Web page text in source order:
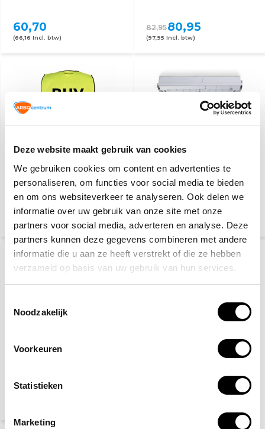
Deze website maakt gebruik van cookies
We gebruiken cookies om content en advertenties te
personaliseren, om functies voor social media te bieden
en om ons websiteverkeer te analyseren. Ook delen we
informatie over uw gebruik van onze site met onze
partners voor social media, adverteren en analyse. Deze
partners kunnen deze gegevens combineren met andere
informatie die u aan ze heeft verstrekt of die ze hebben
verzameld op basis van uw gebruik van hun services.
Noodzakelijk
Voorkeuren
Statistieken
Marketing
60,70
(66,16 Incl. btw)
82,9580,95
(97,95 Incl. btw)
BHV hesje geel
4,95
Universele opalen kap
22,50
Schuimblusser 6 Liter